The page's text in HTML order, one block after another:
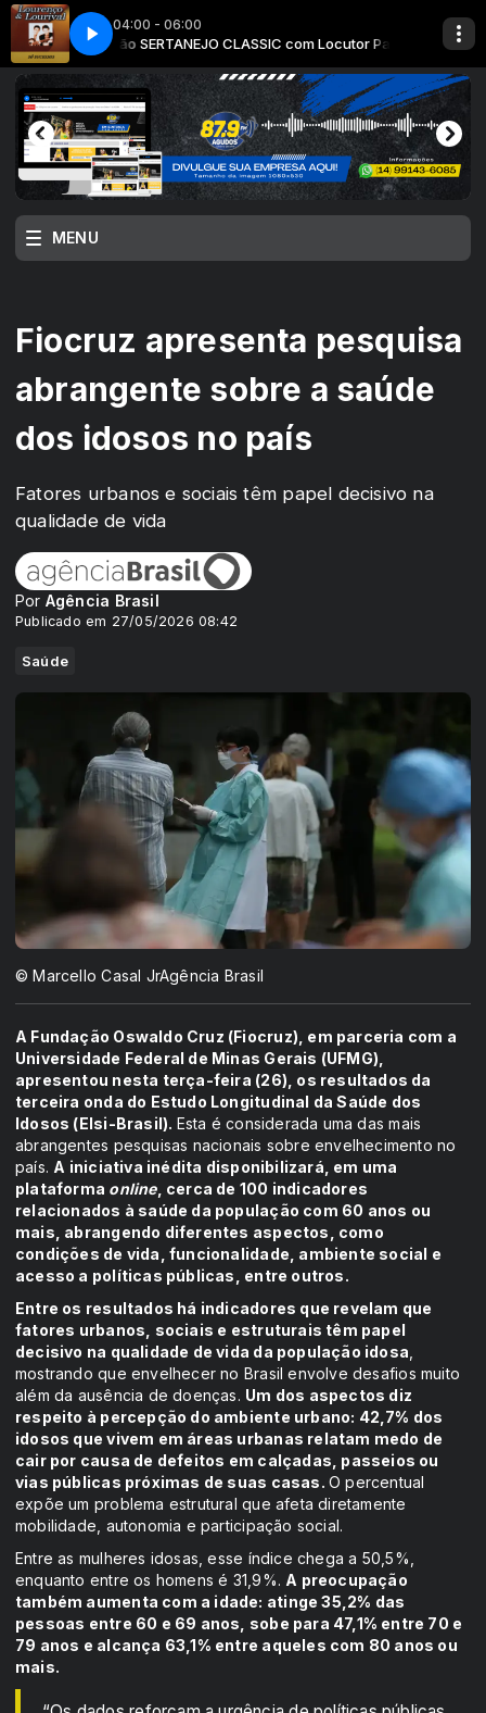
04:00 - 06:00
Padrão SERTANEJO CLASSIC com Locutor Padrão
e a Enxada Louren篠& Lourival - A Caneta e a Enxada
MENU
Fiocruz apresenta pesquisa
abrangente sobre a saúde
dos idosos no país
Fatores urbanos e sociais têm papel decisivo na
qualidade de vida
Por Agência Brasil
Publicado em 27/05/2026 08:42
Saúde
© Marcello Casal JrAgência Brasil
A Fundação Oswaldo Cruz (Fiocruz), em parceria com a
Universidade Federal de Minas Gerais (UFMG),
apresentou nesta terça-feira (26), os resultados da
terceira onda do Estudo Longitudinal da Saúde dos
Idosos (Elsi-Brasil). Esta é considerada uma das mais
abrangentes pesquisas nacionais sobre envelhecimento no
país. A iniciativa inédita disponibilizará, em uma
plataforma online, cerca de 100 indicadores
relacionados à saúde da população com 60 anos ou
mais, abrangendo diferentes aspectos, como
condições de vida, funcionalidade, ambiente social e
acesso a políticas públicas, entre outros.
Entre os resultados há indicadores que revelam que
fatores urbanos, sociais e estruturais têm papel
decisivo na qualidade de vida da população idosa
mostrando que envelhecer no Brasil envolve desafios muito
além da ausência de doenças. Um dos aspectos diz
respeito à percepção do ambiente urbano: 42,7% dos
idosos que vivem em áreas urbanas relatam medo de
cair por causa de defeitos em calçadas, passeios ou
vias públicas próximas de suas casas. O percentual
expõe um problema estrutural que afeta diretamente
mobilidade, autonomia e participação social.
Entre as mulheres idosas, esse índice chega a 50,5%,
enquanto entre os homens é 31,9%. A preocupação
também aumenta com a idade: atinge 35,2% das
pessoas entre 60 e 69 anos, sobe para 47,1% entre 70 e
79 anos e alcança 63,1% entre aqueles com 80 anos ou
mais.